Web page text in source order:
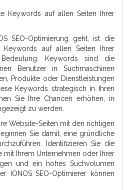
Keywords auf allen Seiten Ihrer
SEO-Optimierung geht, ist die
Keywords auf allen Seiten Ihrer
Keywords sind die
Benutzer in Suchmaschinen
Produkte oder Dienstleistungen
Keywords strategisch in Ihren
Sie Ihre Chancen erhöhen, in
zu werden.
Website-Seiten mit den richtigen
Sie damit, eine gründliche
Identifizieren Sie die
mit Ihrem Unternehmen oder Ihrer
und ein hohes Suchvolumen
IONOS SEO-Optimierer können